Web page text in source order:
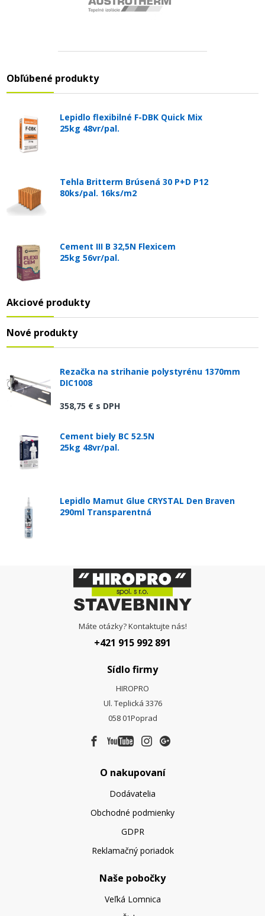
Obľúbené produkty
Lepidlo flexibilné F-DBK Quick Mix
25kg 48vr/pal.
Tehla Britterm Brúsená 30 P+D P12
80ks/pal. 16ks/m2
Cement III B 32,5N Flexicem
25kg 56vr/pal.
Akciové produkty
Nové produkty
Rezačka na strihanie polystyrénu 1370mm
DIC1008
358,75 € s DPH
Cement biely BC 52.5N
25kg 48vr/pal.
Lepidlo Mamut Glue CRYSTAL Den Braven
290ml Transparentná
Máte otázky? Kontaktujte nás!
+421 915 992 891
Sídlo firmy
HIROPRO
Ul. Teplická 3376
058 01Poprad
O nakupovaní
Dodávatelia
Obchodné podmienky
GDPR
Reklamačný poriadok
Naše pobočky
Veľká Lomnica